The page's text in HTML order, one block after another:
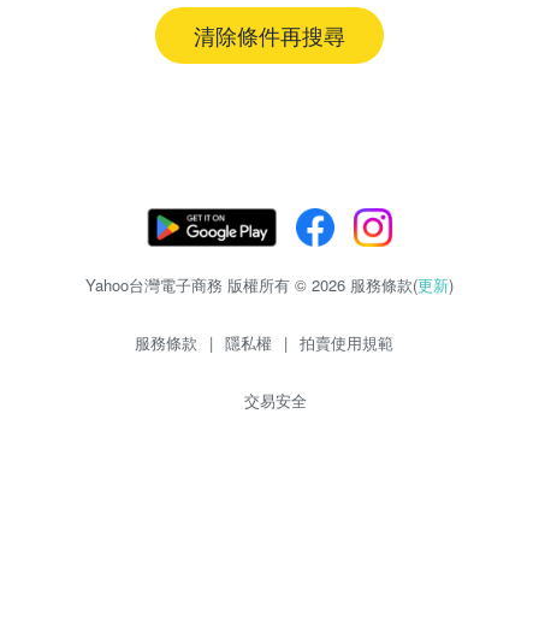
清除條件再搜尋
Yahoo台灣電子商務 版權所有 © 2026 服務條款(更新)
服務條款 | 隱私權 | 拍賣使用規範
交易安全